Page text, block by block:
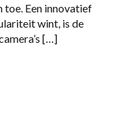
toe. Een innovatief
wint, is de
[…]